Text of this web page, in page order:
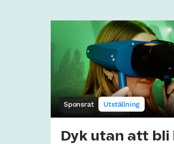
Sponsrat Utställning
Dyk utan att bli